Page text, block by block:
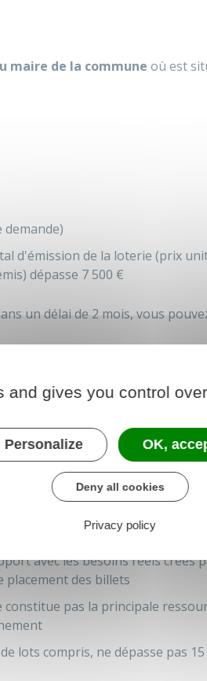
maire de la commune où est
d'émission de la loterie (prix
dépasse 7 500 €
un délai de 2 mois, vous
si les éléments
(aucune durée n'est fixée dans
une part significative des recettes
des arts ou de
avec les besoins réels créés
placement des billets
pas la principale
lots compris, ne dépasse pas
and gives you control
Personalize OK,
Deny all cookies
Privacy policy